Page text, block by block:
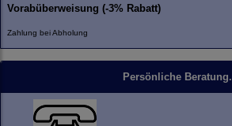
Vorabüberweisung (-3% Rabatt)
Zahlung bei Abholung
Persönliche Beratung.